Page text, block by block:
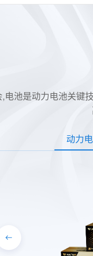
电池是动力电池关键
动力